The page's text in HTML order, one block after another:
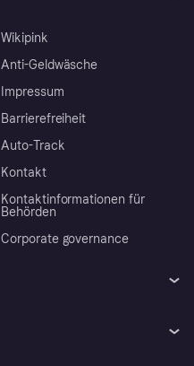
Wikipink
Anti-Geldwäsche
Impressum
Barrierefreiheit
Auto-Track
Kontakt
Kontaktinformationen für
Behörden
Corporate governance